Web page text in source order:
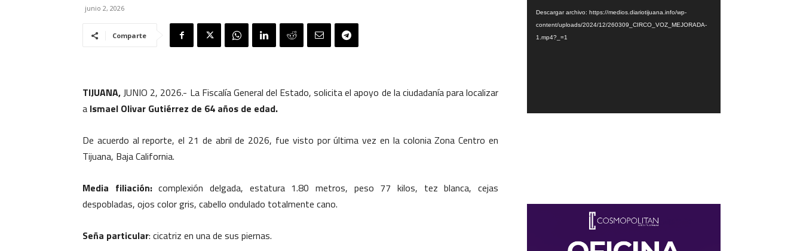
junio 2, 2026
Comparte
TIJUANA,JUNIO 2, 2026.- La Fiscalía General del Estado, solicita el apoyo de la ciudadanía para localizar
a Ismael Olivar Gutiérrez de 64 años de edad.
De acuerdo al reporte, el 21 de abril de 2026, fue visto por última vez en la colonia Zona Centro en
Tijuana, Baja California.
Media filiación:complexión delgada, estatura 1.80 metros, peso 77 kilos, tez blanca, cejas
despobladas, ojos color gris, cabello ondulado totalmente cano.
Seña particular: cicatriz en una de sus piernas.
Descargar archivo: https://medios.diariotijuana.info/wp-
content/uploads/2024/12/260309_CIRCO_VOZ_MEJORADA-
1.mp4?_=1